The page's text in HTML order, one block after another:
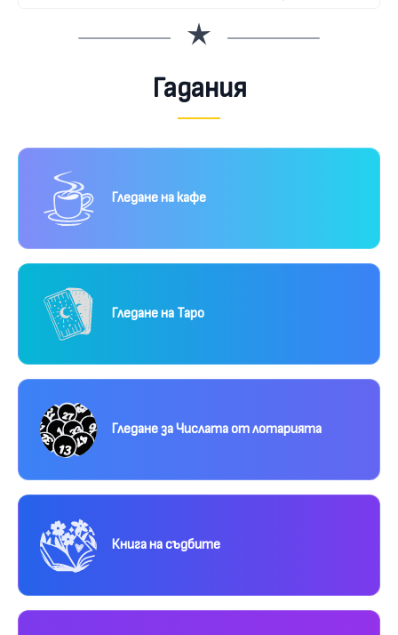
Гадания
Гледане на кафе
Гледане на Таро
Гледане за Числата от лотарията
Книга на съдбите